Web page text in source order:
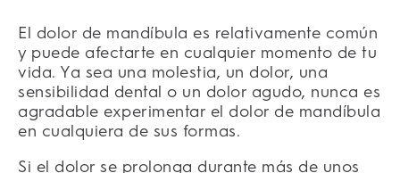
El dolor de mandíbula es relativamente común
y puede afectarte en cualquier momento de tu
vida. Ya sea una molestia, un dolor, una
sensibilidad dental o un dolor agudo, nunca es
agradable experimentar el dolor de mandíbula
en cualquiera de sus formas.
Si el dolor se prolonga durante más de unos